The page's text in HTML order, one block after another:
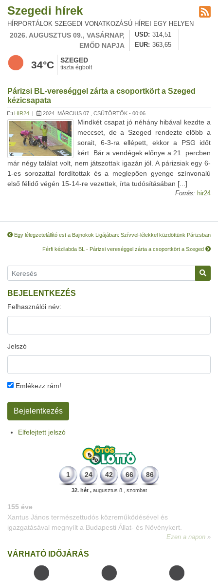
Szegedi hírek
HÍRPORTÁLOK SZEGEDI VONATKOZÁSÚ HÍREI EGY HELYEN
2026. AUGUSZTUS 09., VASÁRNAP,
EMŐD NAPJA
USD
314,51
EUR
363,65
34°C SZEGED
tiszta égbolt
Párizsi BL-vereséggel zárta a csoportkört a Szeged
kézicsapata
HIR24 | 2024. MÁRCIUS 07., CSÜTÖRTÖK - 00:06
Mindkét csapat jó néhány hibával kezdte a
meccset, de a Szeged rendezte előbb a
sorait, 6-3-ra ellépett, ekkor a PSG időt
kért. Bár a vendégek előnye a 21. percben
már négy találat volt, nem játszottak igazán jól. A párizsiak egy 6-
1-es sorozattal fordítottak és a meglepően gyenge színvonalú
első félidő végén 15-14-re vezettek, írta tudósításában [...]
Forrás: hir24
Egy lélegzetelállító est a Bajnokok Ligájában: Szívvel-lélekkel küzdöttünk Párizsban
Férfi kézilabda BL - Párizsi vereséggel zárta a csoportkört a Szeged
BEJELENTKEZÉS
Felhasználói név:
Jelszó
Emlékezz rám!
Elfelejtett jelszó
1 24 42 66 86
32. hét ,augusztus 8., szombat
VÁRHATÓ IDŐJÁRÁS